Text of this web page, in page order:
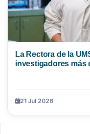
La Rectora de la
investigadores más
21 Jul 2026